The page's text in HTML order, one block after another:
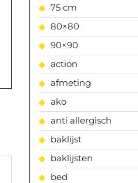
75 cm
80×80
90×90
action
afmeting
ako
anti allergisch
baklijst
baklijsten
bed